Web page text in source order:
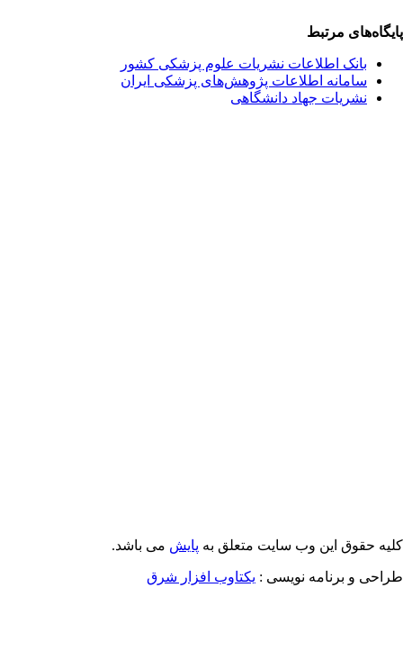
مرتبط
بانک اطلاعات نشریات علوم پزشکی کشور
سامانه اطلاعات پژوهش‌های پزشکی ایران
نشریات جهاد دانشگاهی
حقوق این وب سایت متعلق بهپایشمی باشد.
و برنامه نویسی : یکتاوب افزار شرق